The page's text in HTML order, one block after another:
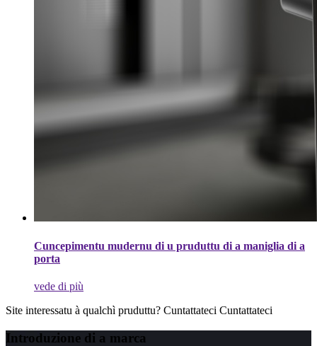
Cuncepimentu mudernu di u pruduttu di a maniglia di a
porta
vede di più
Site interessatu à qualchì pruduttu? Cuntattateci Cuntattateci
Introduzione di a marca